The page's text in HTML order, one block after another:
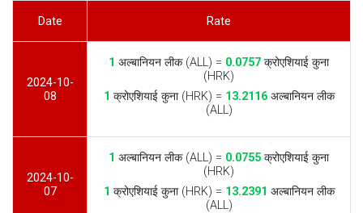
Date Rate
2024-10-
08
1 अल्बानियन लीक (ALL) = 0.0757 क्रोएशियाई कुना
(HRK)
1 क्रोएशियाई कुना (HRK) = 13.2116अल्बानियन लीक
(ALL)
2024-10-
07
1 अल्बानियन लीक (ALL) = 0.0755 क्रोएशियाई कुना
(HRK)
1 क्रोएशियाई कुना (HRK) = 13.2391 अल्बानियन लीक
(ALL)